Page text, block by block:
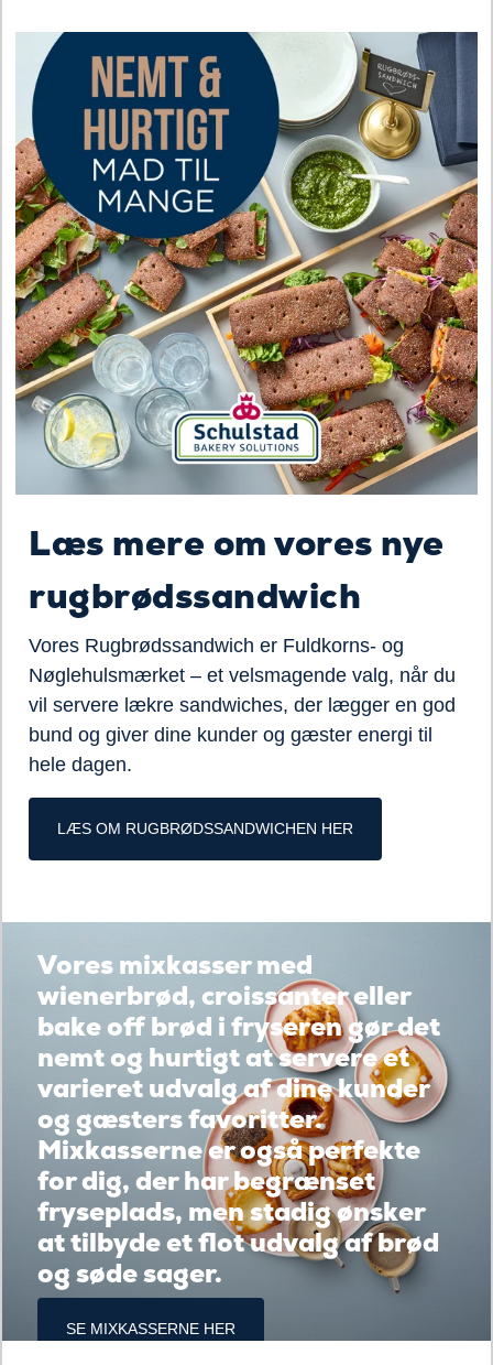
Læs mere om vores nye
rugbrødssandwich
Vores Rugbrødssandwich er Fuldkorns- og
Nøglehulsmærket – et velsmagende valg, når du
vil servere lækre sandwiches, der lægger en god
bund og giver dine kunder og gæster energi til
hele dagen.
LÆS OM RUGBRØDSSANDWICHEN HER
Se vores udvalg af
Vores mixkasser med
wienerbrød, croissanter eller
bake off brød i fryseren gør det
nemt og hurtigt at servere et
varieret udvalg af dine kunder
og gæsters favoritter.
Mixkasserne er også perfekte
for dig, der har begrænset
fryseplads, men stadig ønsker
at tilbyde et flot udvalg af brød
og søde sager.
SE MIXKASSERNE HER